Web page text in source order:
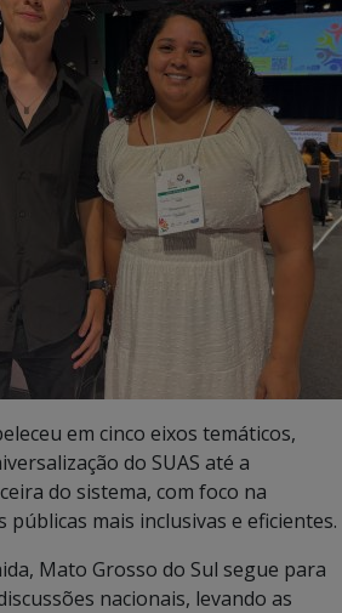
em cinco eixos temáticos,
do SUAS até a
do sistema, com foco na
mais inclusivas e eficientes.
Mato Grosso do Sul segue para
nacionais, levando as